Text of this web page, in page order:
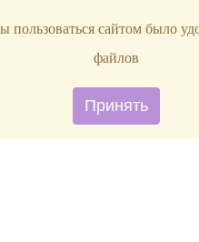
сайтом было
файлов
Принять